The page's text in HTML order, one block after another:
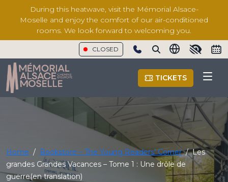
During this heatwave, visit the Mémorial Alsace-
Moselle and enjoy the comfort of our air-conditioned
rooms. We look forward to welcoming you.
CLOSED
Show phone number
TICKETS
Home / Bookstore – The Young Readers' Corner / Les
grandes Grandes Vacances – Tome 1 : Une drôle de
guerre(en translation)